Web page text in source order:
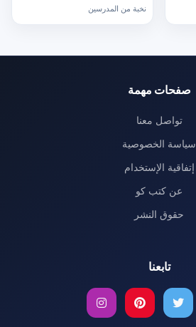
انجليزية) حلقة ثانية
نخبة من المدرسين
صفحات مهمة
تواصل معنا
سياسة الخصوصية
إتفاقية الإستخدام
عن كتب كو
حقوق النشر
تابعنا